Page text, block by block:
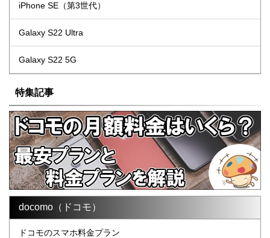
iPhone SE（第3世代）
Galaxy S22 Ultra
Galaxy S22 5G
特集記事
docomo（ドコモ）
ドコモのスマホ料金プラン